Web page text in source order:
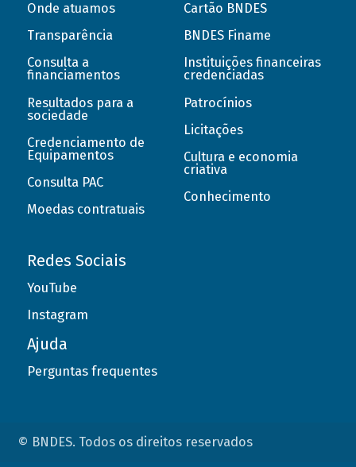
Onde atuamos
Transparência
Consulta a
financiamentos
Resultados para a
sociedade
Credenciamento de
Equipamentos
Consulta PAC
Moedas contratuais
Cartão BNDES
BNDES Finame
Instituições financeiras
credenciadas
Patrocínios
Licitações
Cultura e economia
criativa
Conhecimento
Redes Sociais
YouTube
Instagram
Ajuda
Perguntas frequentes
© BNDES. Todos os direitos reservados